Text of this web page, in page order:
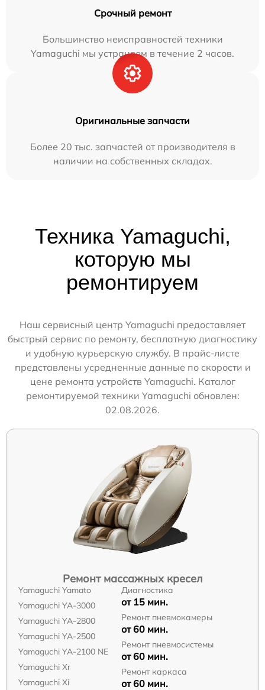
Срочный ремонт
Большинство неисправностей техники
Yamaguchi мы устраняем в течение 2 часов.
Оригинальные запчасти
Более 20 тыс. запчастей от производителя в
наличии на собственных складах.
Техника Yamaguchi,
которую мы
ремонтируем
Наш сервисный центр Yamaguchi предоставляет
быстрый сервис по ремонту, бесплатную диагностику
и удобную курьерскую службу. В прайс-листе
представлены усредненные данные по скорости и
цене ремонта устройств Yamaguchi. Каталог
ремонтируемой техники Yamaguchi обновлен:
02.08.2026.
Ремонт массажных кресел
Yamaguchi Yamato
Yamaguchi YA-3000
Yamaguchi YA-2800
Yamaguchi YA-2500
Yamaguchi YA-2100 NE
Yamaguchi Xr
Yamaguchi Xi
Диагностика
от 15 мин.
Ремонт пневмокамеры
от 60 мин.
Ремонт пневмосистемы
от 60 мин.
Ремонт каркаса
от 60 мин.